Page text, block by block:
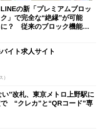
LINEの新「プレミアムブロッ
ク」で完全な“絶縁”が可能
に？ 従来のブロック機能と
イト求人サイト
）
”改札、東京メトロ上野駅に
“クレカ”と“QRコード”専